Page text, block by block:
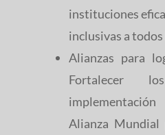
instituciones
inclusivas a
Alianzas para
Fortalecer
Alianza